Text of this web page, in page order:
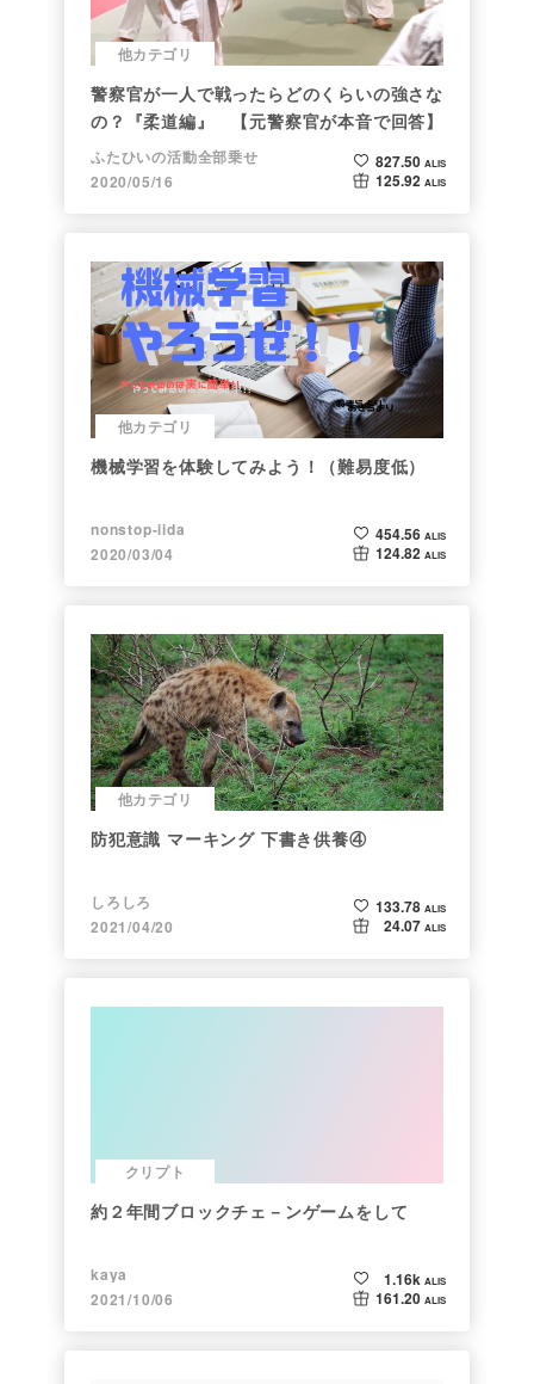
他カテゴリ
警察官が一人で戦ったらどのくらいの強さな
の？『柔道編』 【元警察官が本音で回答】
ふたひいの活動全部乗せ
2020/05/16
827.50 ALIS
125.92 ALIS
他カテゴリ
機械学習を体験してみよう！（難易度低）
nonstop-iida
2020/03/04
454.56 ALIS
124.82 ALIS
他カテゴリ
防犯意識 マーキング 下書き供養④
しろしろ
2021/04/20
133.78 ALIS
24.07 ALIS
クリプト
約２年間ブロックチェ－ンゲームをして
kaya
2021/10/06
1.16k ALIS
161.20 ALIS